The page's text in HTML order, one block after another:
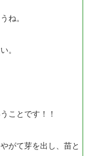
ね。
。
ことです！！
がて芽を出し、苗と